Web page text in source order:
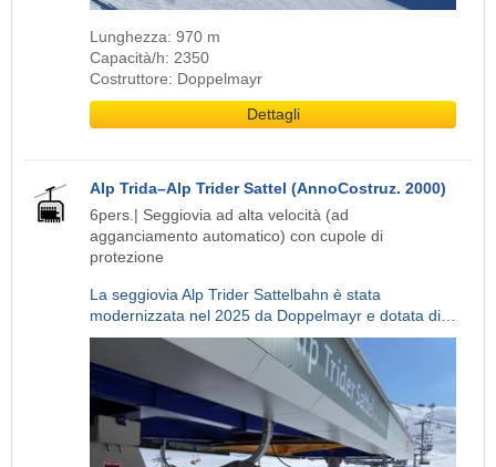
Lunghezza: 970 m
Capacità/h: 2350
Costruttore: Doppelmayr
Dettagli
Alp Trida–Alp Trider Sattel (AnnoCostruz. 2000)
6pers.| Seggiovia ad alta velocità (ad
agganciamento automatico) con cupole di
protezione
La seggiovia Alp Trider Sattelbahn è stata
modernizzata nel 2025 da Doppelmayr e dotata di…